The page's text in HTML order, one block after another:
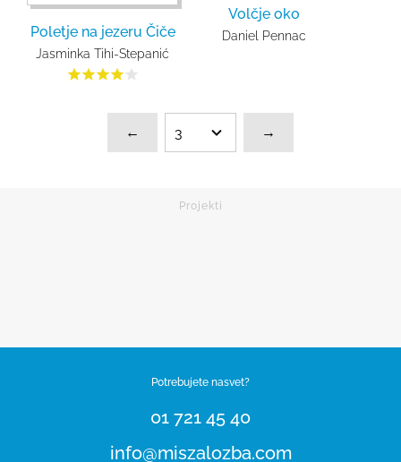
Poletje na jezeru Čiče
Jasminka Tihi-Stepanić
Volčje oko
Daniel Pennac
← →
Potrebujete nasvet?
01 721 45 40
info@miszalozba.com